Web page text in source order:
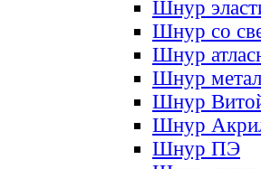
Шнур
Шнур со
Шнур
Шнур
Шнур
Шнур
Шнур ПЭ